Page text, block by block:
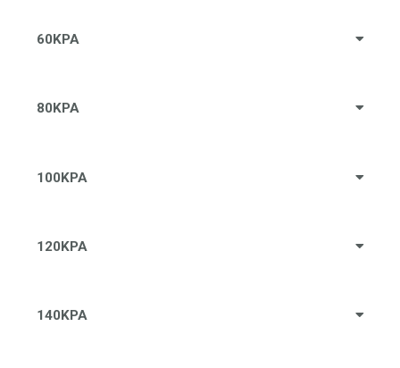
60KPA
80KPA
100KPA
120KPA
140KPA